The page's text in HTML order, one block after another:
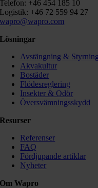
Telefon: +46 454 185 10
Logistik: +46 72 559 94 27
wapro@wapro.com
Lösningar
Avstängning & Styrning
Akvakultur
Bostäder
Flödesreglering
Insekter & Odör
Översvämningsskydd
Resurser
Referenser
FAQ
Fördjupande artiklar
Nyheter
Om Wapro